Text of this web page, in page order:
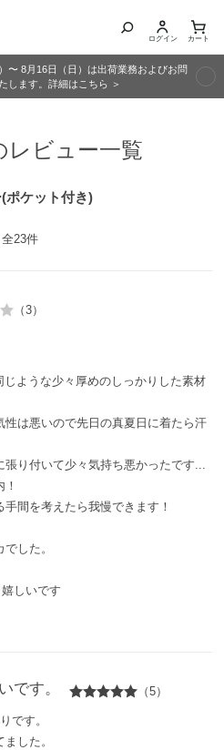
ログイン カート
〜 8月16日（日）は出荷業務およびお問
します。詳細はこちら ＞
レビュー一覧
ポケット付き)
全23件
（3）
ような少々厚めのしっかりした素材
性は悪いので先日の真夏日に着たら汗
り付いて少々気持ち悪かったです...
間を考えたら我慢できます！
した。
しいです
です。 （5）
です。
した。